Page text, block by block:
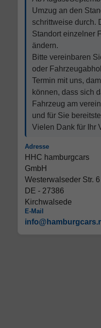
Umzug an den
schrittweise durch.
Standort einzelner
ändern.
Bitte vereinbaren
oder
Termin mit uns,
können, dass sich
Fahrzeug am
und für Sie
Vielen Dank für Ihr
Adresse
HHC hamburgcars
GmbH
Westerwalseder Str. 6
DE - 27386
Kirchwalsede
E-Mail